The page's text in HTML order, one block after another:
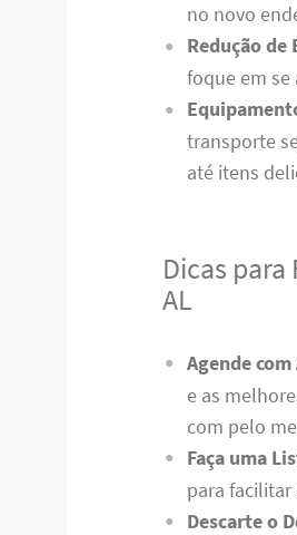
no novo
Redução de
foque em
transporte
até itens
Dicas
AL
Agende
e as
com pelo
Faça uma
para facilitar
Descarte o